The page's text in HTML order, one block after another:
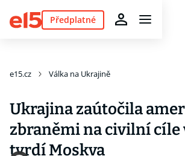
Předplatné
e15.cz Válka na Ukrajině
Ukrajina zaútočila
zbraněmi na civilní cíle
tvrdí Moskva